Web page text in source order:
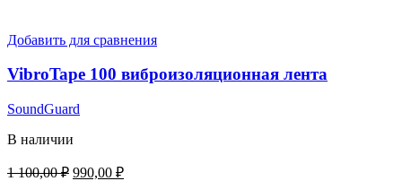
Добавить для сравнения
VibroTape 100 виброизоляционная лента
SoundGuard
В наличии
1 100,00₽ 990,00 ₽